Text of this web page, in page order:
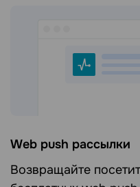
Web push рассылки
Возвращайте посетителей на сайт с помощью